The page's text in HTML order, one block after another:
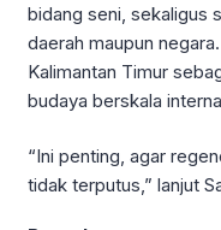
bidang seni, sekaligus
daerah maupun
Kalimantan Timur
budaya berskala
“Ini penting, agar
tidak terputus,” lanjut